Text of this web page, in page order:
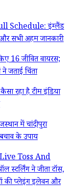
Schedule: इंग्लैंड
सभी अहम जानकारी
16 जीवित वायरस;
जताई चिंता
रहा है टीम इंडिया
में चांदीपुरा
के उपाय
Toss And
स्टर्लिंग ने जीता टॉस,
की प्लेइंग इलेवन और